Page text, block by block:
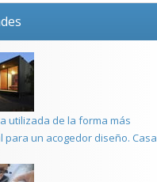
utilizada de la forma más
para un acogedor diseño. Casa